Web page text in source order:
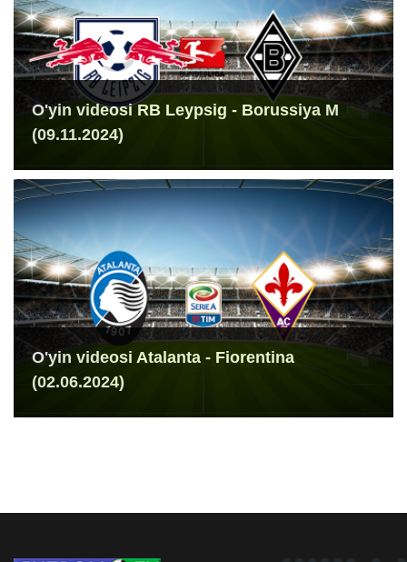
O'yin videosi RB Leypsig - Borussiya M
(09.11.2024)
O'yin videosi Atalanta - Fiorentina
(02.06.2024)